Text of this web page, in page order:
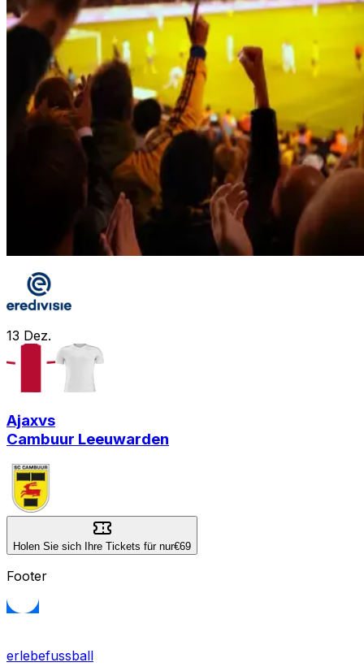
13 Dez.
Ajaxvs
Cambuur Leeuwarden
Holen Sie sich Ihre Tickets für nur€69
Footer
erlebefussball